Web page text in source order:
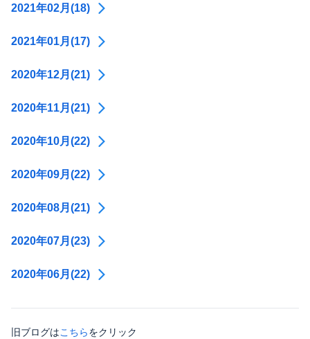
2021年02月(18)
2021年01月(17)
2020年12月(21)
2020年11月(21)
2020年10月(22)
2020年09月(22)
2020年08月(21)
2020年07月(23)
2020年06月(22)
旧ブログはこちらをクリック